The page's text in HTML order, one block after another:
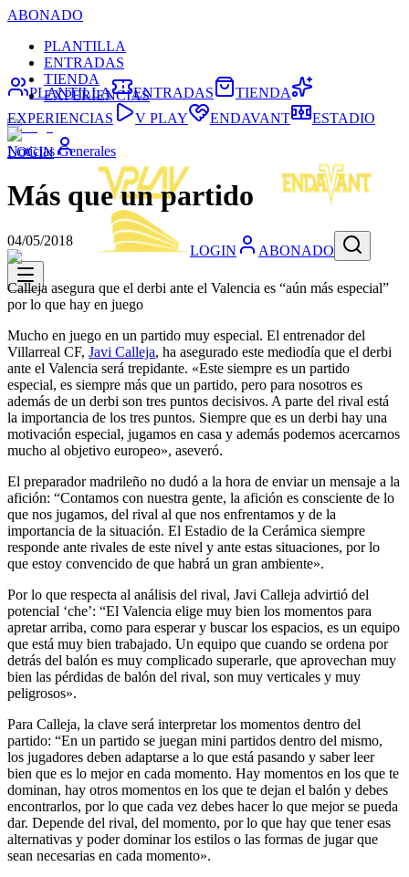
ABONADO
PLANTILLA
ENTRADAS
TIENDA
EXPERIENCIAS
LOGIN
LOGIN ABONADO
PLANTILLA ENTRADAS
TIENDA
EXPERIENCIAS
V PLAY ENDAVANT ESTADIO
Noticias Generales
Más que un partido
04/05/2018
Calleja asegura que el derbi ante el Valencia es “aún más especial”
por lo que hay en juego
Mucho en juego en un partido muy especial. El entrenador del
Villarreal CF, Javi Calleja, ha asegurado este mediodía que el derbi
ante el Valencia será trepidante. «Este siempre es un partido
especial, es siempre más que un partido, pero para nosotros es
además de un derbi son tres puntos decisivos. A parte del rival está
la importancia de los tres puntos. Siempre que es un derbi hay una
motivación especial, jugamos en casa y además podemos acercarnos
mucho al objetivo europeo», aseveró.
El preparador madrileño no dudó a la hora de enviar un mensaje a la
afición: “Contamos con nuestra gente, la afición es consciente de lo
que nos jugamos, del rival al que nos enfrentamos y de la
importancia de la situación. El Estadio de la Cerámica siempre
responde ante rivales de este nivel y ante estas situaciones, por lo
que estoy convencido de que habrá un gran ambiente».
Por lo que respecta al análisis del rival, Javi Calleja advirtió del
potencial ‘che’: “El Valencia elige muy bien los momentos para
apretar arriba, como para esperar y buscar los espacios, es un equipo
que está muy bien trabajado. Un equipo que cuando se ordena por
detrás del balón es muy complicado superarle, que aprovechan muy
bien las pérdidas de balón del rival, son muy verticales y muy
peligrosos».
Para Calleja, la clave será interpretar los momentos dentro del
partido: “En un partido se juegan mini partidos dentro del mismo,
los jugadores deben adaptarse a lo que está pasando y saber leer
bien que es lo mejor en cada momento. Hay momentos en los que te
dominan, hay otros momentos en los que te dejan el balón y debes
encontrarlos, por lo que cada vez debes hacer lo que mejor se pueda
dar. Depende del rival, del momento, por lo que hay que tener esas
alternativas y poder dominar los estilos o las formas de jugar que
sean necesarias en cada momento».